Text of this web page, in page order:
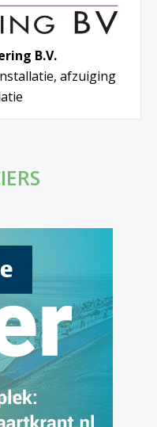
B.V.
afzuiging